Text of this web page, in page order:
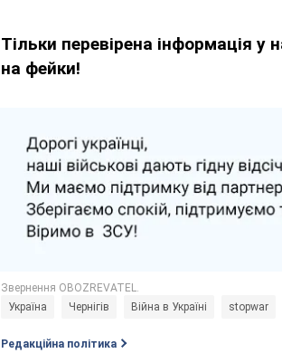
Тільки перевірена інформація у
на фейки!
Україна Чернігів Війна в Україні stopwar
Редакційна політика